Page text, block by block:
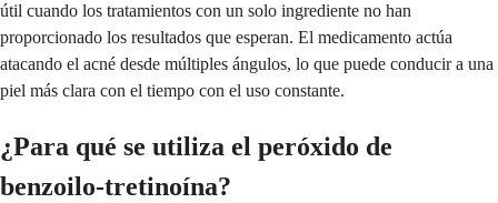
útil cuando los tratamientos con un solo ingrediente no han
proporcionado los resultados que esperan. El medicamento actúa
atacando el acné desde múltiples ángulos, lo que puede conducir a una
piel más clara con el tiempo con el uso constante.
¿Para qué se utiliza el peróxido de
benzoilo-tretinoína?